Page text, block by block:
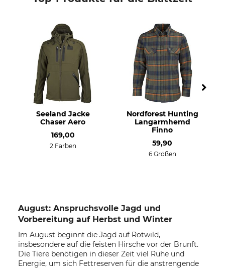
Seeland Jacke
Chaser Aero
169,00
2 Farben
Nordforest Hunting
Langarmhemd
Finno
59,90
6 Größen
August: Anspruchsvolle Jagd und
Vorbereitung auf Herbst und Winter
Im August beginnt die Jagd auf Rotwild,
insbesondere auf die feisten Hirsche vor der Brunft.
Die Tiere benötigen in dieser Zeit viel Ruhe und
Energie, um sich Fettreserven für die anstrengende